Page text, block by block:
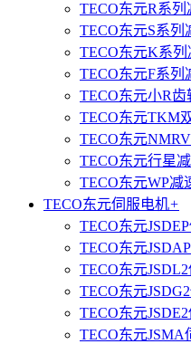
TECO东元R系列
TECO东元S系列
TECO东元K系列
TECO东元F系列
TECO东元小R齿
TECO东元TKM
TECO东元
TECO东元行星
TECO东元WP减
TECO东元伺服电机+
TECO东元
TECO东元
TECO东元
TECO东元
TECO东元
TECO东元JSMA